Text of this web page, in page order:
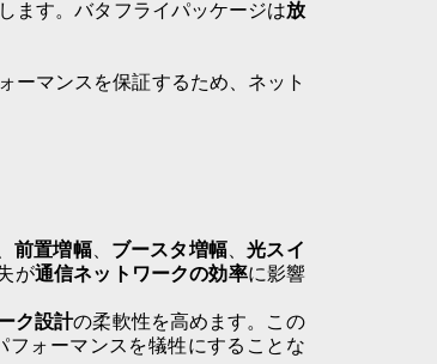
ます。バタフライパッケージは放
ーマンスを保証するため、 ネット
前置増幅、 ブースタ増幅、光スイ
が通信ネットワークの効率に影響
ク設計の柔軟性を高めます。この
フォーマンスを犠牲にすることな